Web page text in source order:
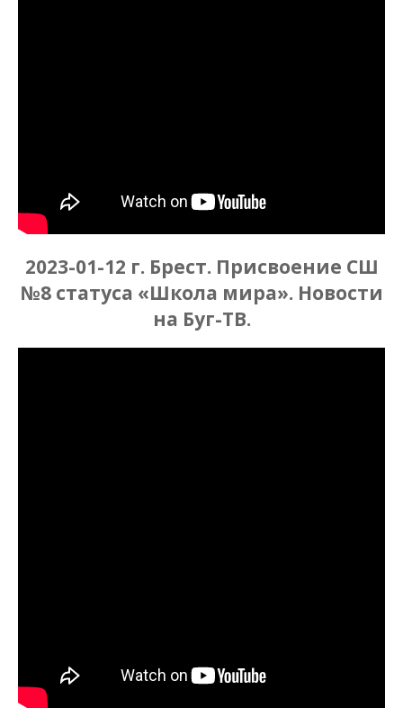
2023-01-12 г. Брест. Присвоение СШ
№8 статуса «Школа мира». Новости
на Буг-ТВ.